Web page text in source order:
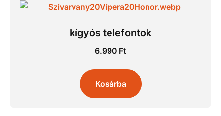
kígyós telefontok
6.990 Ft
Kosárba